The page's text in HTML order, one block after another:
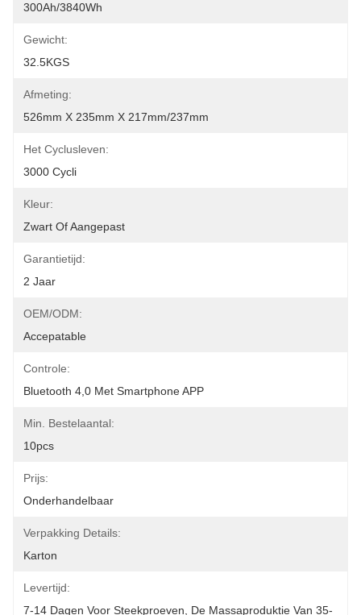
300Ah/3840Wh
Gewicht:
32.5KGS
Afmeting:
526mm X 235mm X 217mm/237mm
Het Cyclusleven:
3000 Cycli
Kleur:
Zwart Of Aangepast
Garantietijd:
2 Jaar
OEM/ODM:
Accepatable
Controle:
Bluetooth 4,0 Met Smartphone APP
Min. Bestelaantal:
10pcs
Prijs:
Onderhandelbaar
Verpakking Details:
Karton
Levertijd:
7-14 Dagen Voor Steekproeven, De Massaproduktie Van 35-